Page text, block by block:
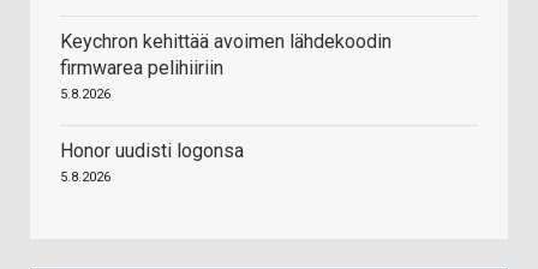
Keychron kehittää avoimen lähdekoodin
firmwarea pelihiiriin
5.8.2026
Honor uudisti logonsa
5.8.2026